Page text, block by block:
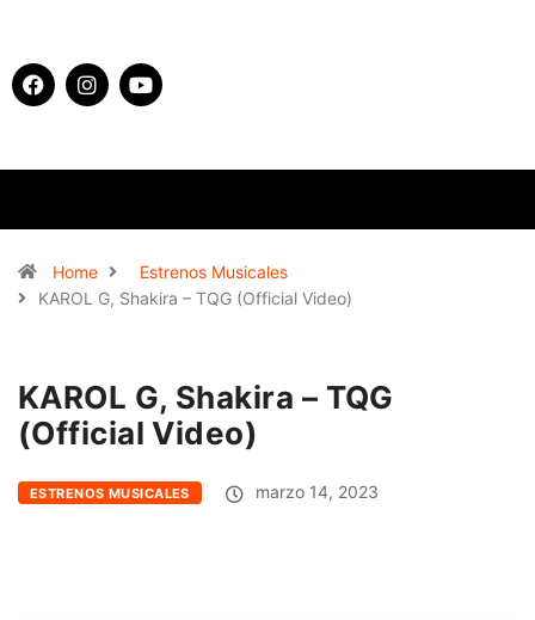
Home
Estrenos Musicales
KAROL G, Shakira – TQG (Official Video)
KAROL G, Shakira – TQG
(Official Video)
ESTRENOS MUSICALES marzo 14, 2023